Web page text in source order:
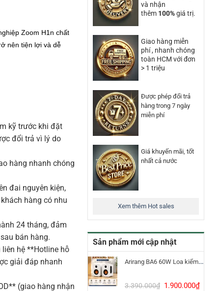
và nhận
thêm 100%giá trị.
Giao hàng miễn
phí , nhanh chóng
toàn HCM với đơn
> 1 triệu
Được phép đổi trả
hàng trong 7 ngày
miễn phí
Giá khuyến mãi, tốt
nhất cả nước
Xem thêm Hot sales
Sản phẩm mới cập nhật
Arirang BA6 60W Loa kiểm âm Bluetooth 5.3
3.390.000₫ Giá
1.900.000₫Giá
Zoom H1n chất
nên tiện lợi và dễ
kỹ trước khi đặt
đổi trả vì lý do
hàng nhanh chóng
đai nguyên kiện,
hàng có nhu
24 tháng, đảm
bán hàng.
hệ **Hotline hỗ
giải đáp nhanh
(giao hàng nhận